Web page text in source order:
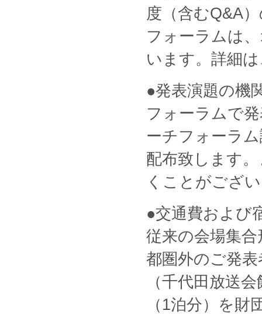
度（含むQ&A
フォーラムは
います。詳細
●発表演題の機
フォーラムで
ーチフォーラ
配布致します
くことがござ
●交通費および
従来の会場集
都圏外のご発
（千代田放送
（1泊分）を